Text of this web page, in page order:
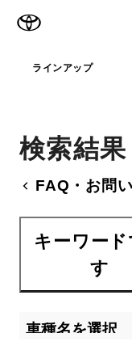
ラインアップ
検索結果
FAQ・お問
キーワー
す